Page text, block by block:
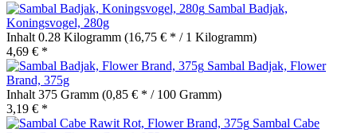
Sambal Badjak,
Koningsvogel, 280g
Inhalt 0.28 Kilogramm (16,75 € * / 1 Kilogramm)
4,69 € *
Sambal Badjak, Flower
Brand, 375g
Inhalt 375 Gramm (0,85 € * / 100 Gramm)
3,19 € *
Sambal Cabe